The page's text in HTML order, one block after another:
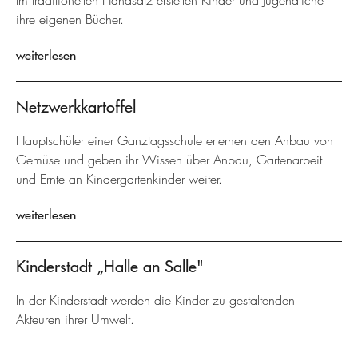
ihre eigenen Bücher.
weiterlesen
Netzwerkkartoffel
Hauptschüler einer Ganztagsschule erlernen den Anbau von
Gemüse und geben ihr Wissen über Anbau, Gartenarbeit
und Ernte an Kindergartenkinder weiter.
weiterlesen
Kinderstadt „Halle an Salle"
In der Kinderstadt werden die Kinder zu gestaltenden
Akteuren ihrer Umwelt.